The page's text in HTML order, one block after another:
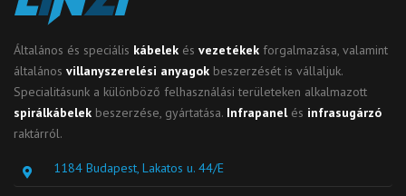
Általános és speciális kábelek és vezetékek forgalmazása, valamint
általános villanyszerelési anyagok beszerzését is vállaljuk.
Specialitásunk a különböző felhasználási területeken alkalmazott
spirálkábelek beszerzése, gyártatása. Infrapanel és infrasugárzó
raktárról.
1184 Budapest, Lakatos u. 44/E